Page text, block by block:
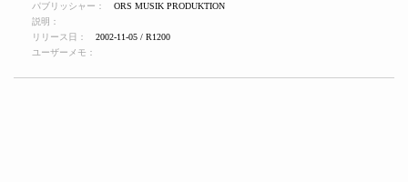
パブリッシャー：
ORS MUSIK PRODUKTION
説明：
リリース日：
2002-11-05 / R1200
ユーザーメモ：